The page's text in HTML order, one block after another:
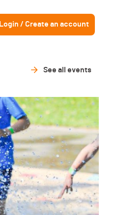
Login / Create an account
See all events